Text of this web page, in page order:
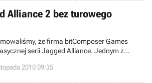
Alliance 2 bez turowego
że firma bitComposer Games
serii Jagged Alliance. Jednym z
remake drugiej odsłony cyklu. Niestety
odświeżonej wersji zamierzają usunąć sporo
2010 09:35